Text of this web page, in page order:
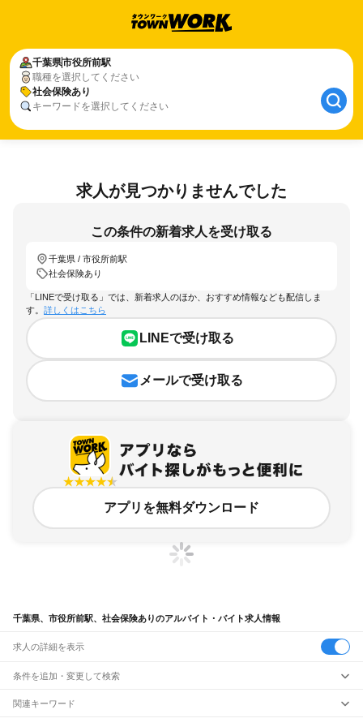
千葉県市役所前駅
職種を選択してください
社会保険あり
キーワードを選択してください
求人が見つかりませんでした
この条件の新着求人を受け取る
千葉県 / 市役所前駅
社会保険あり
「LINEで受け取る」では、新着求人のほか、おすすめ情報なども配信しま
す。 詳しくはこちら
LINEで受け取る
メールで受け取る
アプリを無料ダウンロード
千葉県、市役所前駅、社会保険ありのアルバイト・バイト求人情報
求人の詳細を表示
条件を追加・変更して検索
市区町村を追加・変更
関連キーワード